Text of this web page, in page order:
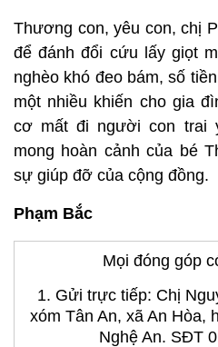
Thương con, yêu con, chị
để đánh đổi cứu lấy giọt
nghèo khó đeo bám, số
một nhiều khiến cho gia
cơ mất đi người con trai
mong hoàn cảnh của bé
sự giúp đỡ của cộng đồng.
Phạm Bắc
Mọi đóng góp
1. Gửi trực tiếp: Chị
xóm Tân An, xã An Hòa,
Nghệ An. SĐT